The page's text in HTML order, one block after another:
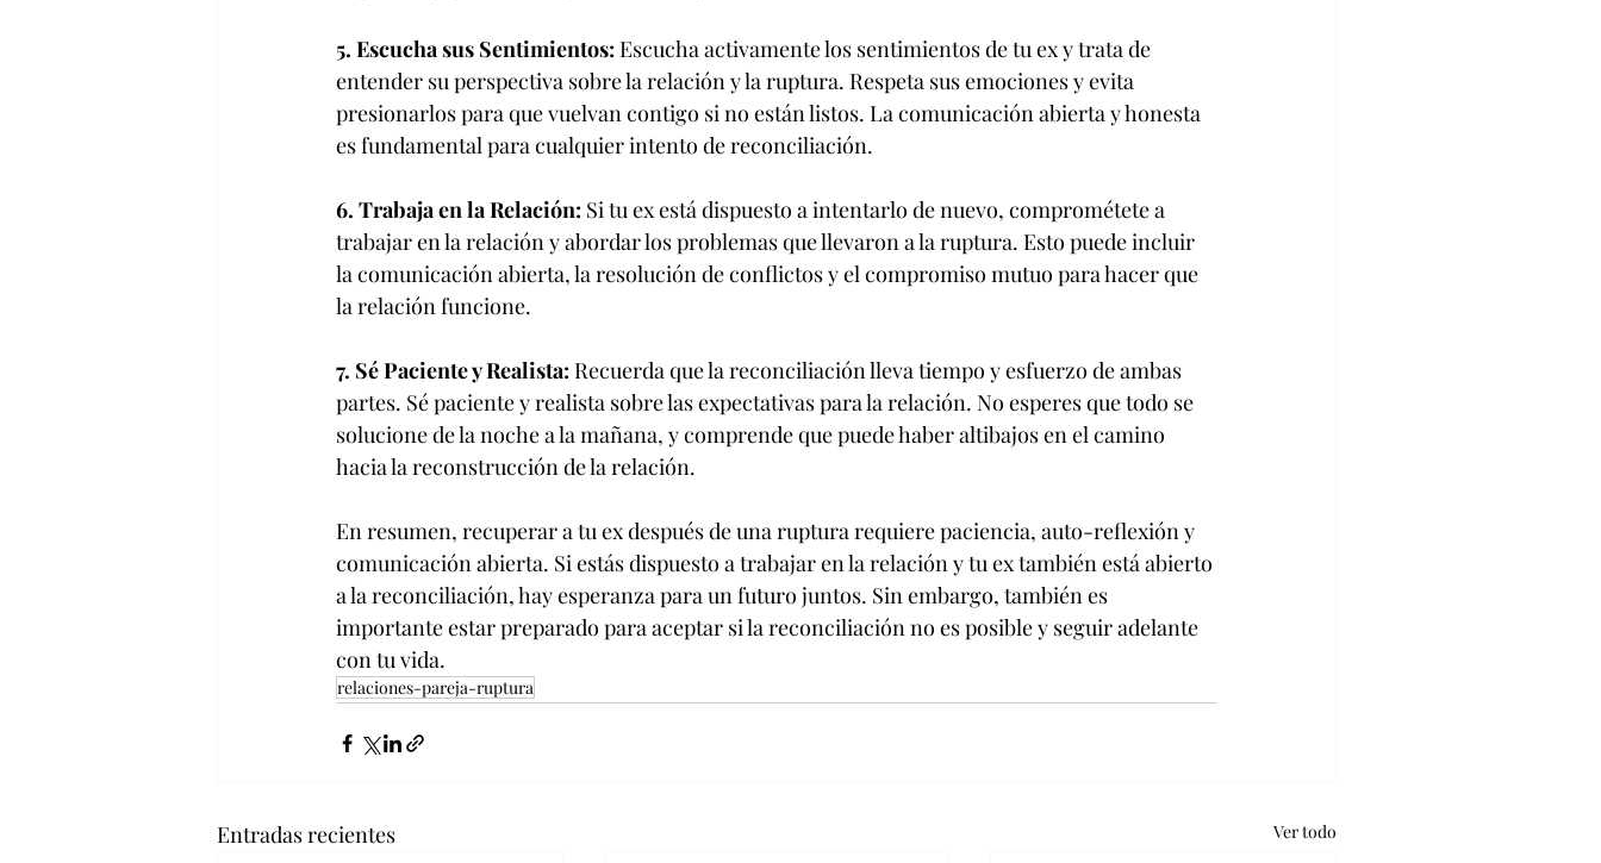
5. Escucha sus Sentimientos: Escucha activamente los sentimientos de tu ex y trata de
entender su perspectiva sobre la relación y la ruptura. Respeta sus emociones y evita
presionarlos para que vuelvan contigo si no están listos. La comunicación abierta y honesta
es fundamental para cualquier intento de reconciliación.
6. Trabaja en la Relación: Si tu ex está dispuesto a intentarlo de nuevo, comprométete a
trabajar en la relación y abordar los problemas que llevaron a la ruptura. Esto puede incluir
la comunicación abierta, la resolución de conflictos y el compromiso mutuo para hacer que
la relación funcione.
7. Sé Paciente y Realista: Recuerda que la reconciliación lleva tiempo y esfuerzo de ambas
partes. Sé paciente y realista sobre las expectativas para la relación. No esperes que todo se
solucione de la noche a la mañana, y comprende que puede haber altibajos en el camino
hacia la reconstrucción de la relación.
En resumen, recuperar a tu ex después de una ruptura requiere paciencia, auto-reflexión y
comunicación abierta. Si estás dispuesto a trabajar en la relación y tu ex también está abierto
a la reconciliación, hay esperanza para un futuro juntos. Sin embargo, también es
importante estar preparado para aceptar si la reconciliación no es posible y seguir adelante
con tu vida.
relaciones-pareja-ruptura
Entradas recientes Ver todo